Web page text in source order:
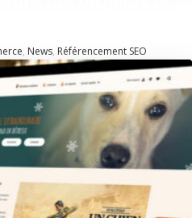
, News, Référencement SEO